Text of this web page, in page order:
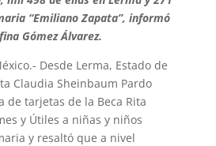
“Emiliano Zapata”, informó
Gómez Álvarez.
Desde Lerma, Estado de
Claudia Sheinbaum Pardo
de tarjetas de la Beca Rita
y Útiles a niñas y niños
y resaltó que a nivel